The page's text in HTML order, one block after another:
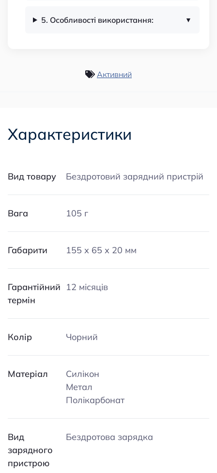
5. Особливості використання:
Активний
Характеристики
Вид товару Бездротовий зарядний пристрій
Вага 105 г
Габарити 155 х 65 х 20 мм
Гарантійний
термін
12 місяців
Колір Чорний
Матеріал
Силікон
Метал
Полікарбонат
Вид
зарядного
пристрою
Бездротова зарядка